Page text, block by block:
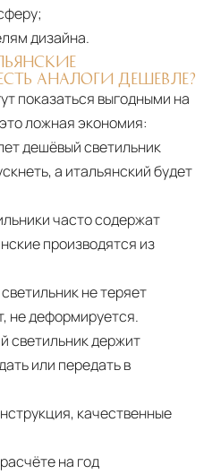
дизайна.
АНАЛОГИ ДЕШЕВЛЕ?
показаться выгодными на
ложная экономия:
дешёвый светильник
а итальянский будет
часто содержат
производятся из
не теряет
не деформируется.
светильник держит
или передать в
качественные
на год